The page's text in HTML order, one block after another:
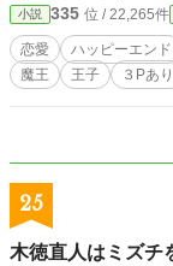
小説 335 位 / 22,265件
恋愛 ハッピーエンド
魔王
王子 ３Pあり
25
木徳直人はミズチ